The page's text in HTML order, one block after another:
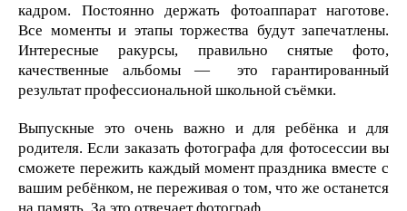
кадром. Постоянно держать фотоаппарат наготове.
Все моменты и этапы торжества будут запечатлены.
Интересные ракурсы, правильно снятые фото,
качественные альбомы — это гарантированный
результат профессиональной школьной съёмки.
Выпускные это очень важно и для ребёнка и для
родителя. Если заказать фотографа для фотосессии вы
сможете пережить каждый момент праздника вместе с
вашим ребёнком, не переживая о том, что же останется